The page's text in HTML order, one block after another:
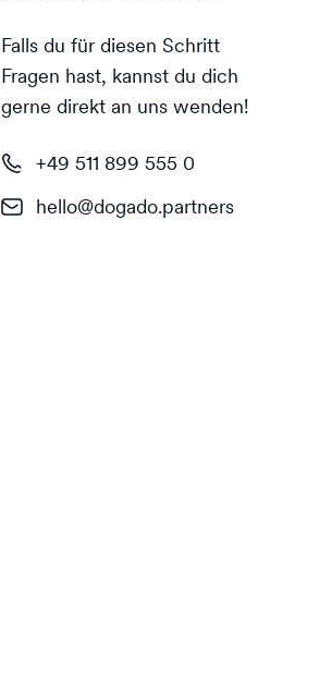
Falls du für diesen Schritt
Fragen hast, kannst du dich
gerne direkt an uns wenden!
+49 511 899 555 0
hello@dogado.partners